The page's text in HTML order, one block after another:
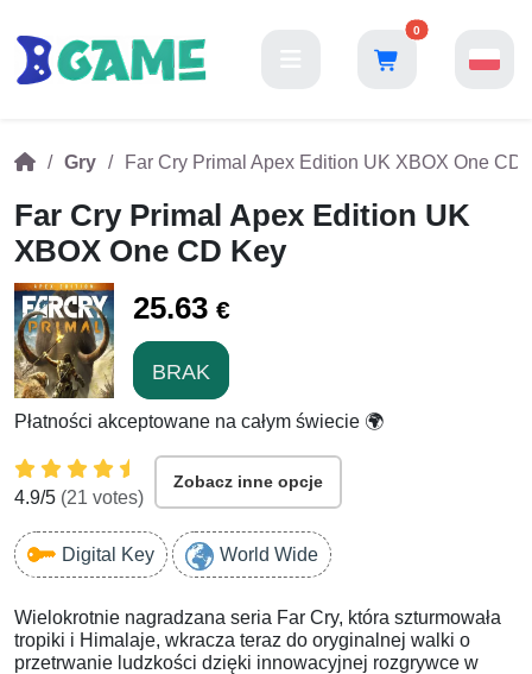
0
Gry Far Cry Primal Apex Edition UK XBOX One CD
Far Cry Primal Apex Edition UK
XBOX One CD Key
25.63 €
BRAK
Płatności akceptowane na całym świecie 🌍
4.9/5 (21 votes)
Zobacz inne opcje
Digital Key World Wide
Wielokrotnie nagradzana seria Far Cry, która szturmowała
tropiki i Himalaje, wkracza teraz do oryginalnej walki o
przetrwanie ludzkości dzięki innowacyjnej rozgrywce w